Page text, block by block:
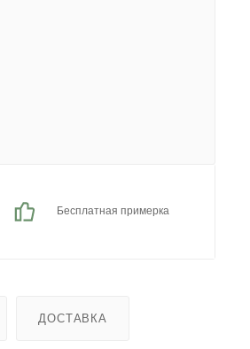
Бесплатная примерка
ДОСТАВКА